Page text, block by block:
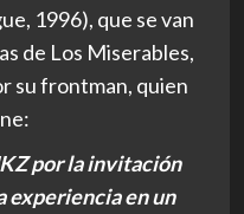
1996), que se van
de Los Miserables,
su frontman, quien
por la invitación
experiencia en un